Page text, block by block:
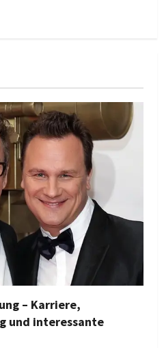
– Karriere,
und interessante